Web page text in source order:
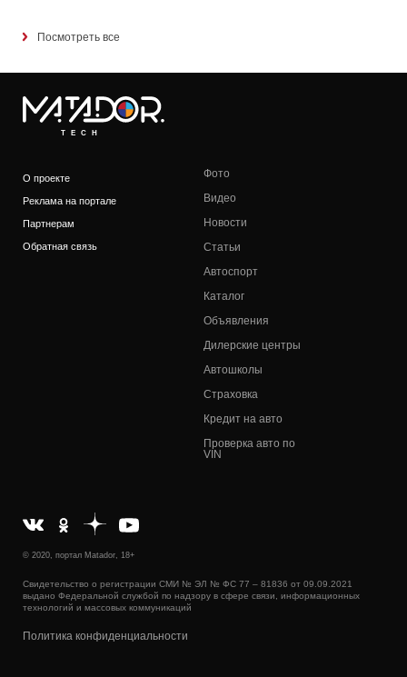
Посмотреть все
TECH
О проекте
Реклама на портале
Партнерам
Обратная связь
Фото
Видео
Новости
Статьи
Автоспорт
Каталог
Объявления
Дилерские центры
Автошколы
Страховка
Кредит на авто
Проверка авто по
VIN
© 2020, портал Matador, 18+
Свидетельство о регистрации СМИ № ЭЛ № ФС 77 – 81836 от 09.09.2021
выдано Федеральной службой по надзору в сфере связи, информационных
технологий и массовых коммуникаций
Политика конфиденциальности